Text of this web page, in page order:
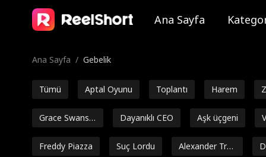
Ana Sayfa
Ana Sayfa / Gebelik
Tümü Aptal Oyunu Toplantı Harem
Grace Swanso
n
Dayanıklı CEO Aşk üçgeni
k
Freddy Piazza Suç Lordu
Alexander Tru